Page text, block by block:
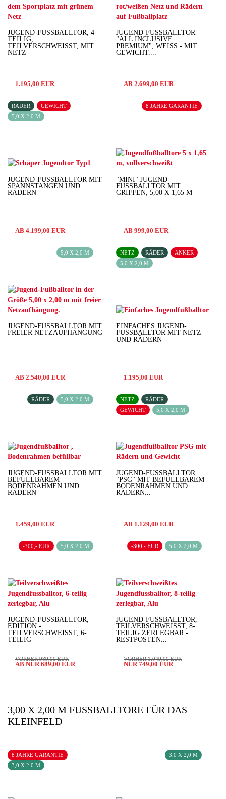
JUGEND-FUSSBALLTOR, 4-T
EILIG, T
EILVERSCHWEISST, MIT NE
TZ
1.195,00 EUR
JUGEND-FUSSBALLTOR "
ALL INCLUSIVE P
REMIUM", WEISS - MIT GE
WICHT,...
AB 2.699,00 EUR
RÄDER
GEWICHT
5,0 X 2,0 M
JUGEND-FUSSBALLTOR MIT S
PANNSTANGEN UND R
ÄDERN
AB 4.199,00 EUR
8 JAHRE GARANTIE
"MINI" JUGEND-
FUSSBALLTOR MIT G
RIFFEN, 5,00 X 1,65 M
AB 999,00 EUR
5,0 X 2,0 M
JUGEND-FUSSBALLTOR MIT F
REIER NETZAUFHÄNGUNG
AB 2.540,00 EUR
NETZ RÄDER
ANKER
5,0 X 2,0 M
EINFACHES JUGEND-
FUSSBALLTOR MIT NETZ U
ND RÄDERN
1.195,00 EUR
RÄDER 5,0 X 2,0 M
JUGEND-FUSSBALLTOR MIT B
EFÜLLBAREM B
ODENRAHMEN UND R
ÄDERN
1.459,00 EUR
NETZ
RÄDER
GEWICHT
5,0 X 2,0 M
JUGEND-FUSSBALLTOR "
PSG" MIT BEFÜLLBAREM B
ODENRAHMEN UND R
ÄDERN...
AB 1.129,00 EUR
-300,- EUR 5,0 X 2,0 M
JUGEND-FUSSBALLTOR, E
DITION - T
EILVERSCHWEISST, 6-TE
ILIG
VORHER 989,00 EUR
AB NUR 689,00 EUR
-300,- EUR 5,0 X 2,0 M
JUGEND-FUSSBALLTOR, T
EILVERSCHWEISST, 8-TE
ILIG ZERLEGBAR - RE
STPOSTEN...
VORHER 1.049,00 EUR
NUR 749,00 EUR
3,00 X 2,00 M FUSSBALLTORE FÜR DAS K
LEINFELD
8 JAHRE GARANTIE
3,0 X 2,0 M
3,0 X 2,0 M